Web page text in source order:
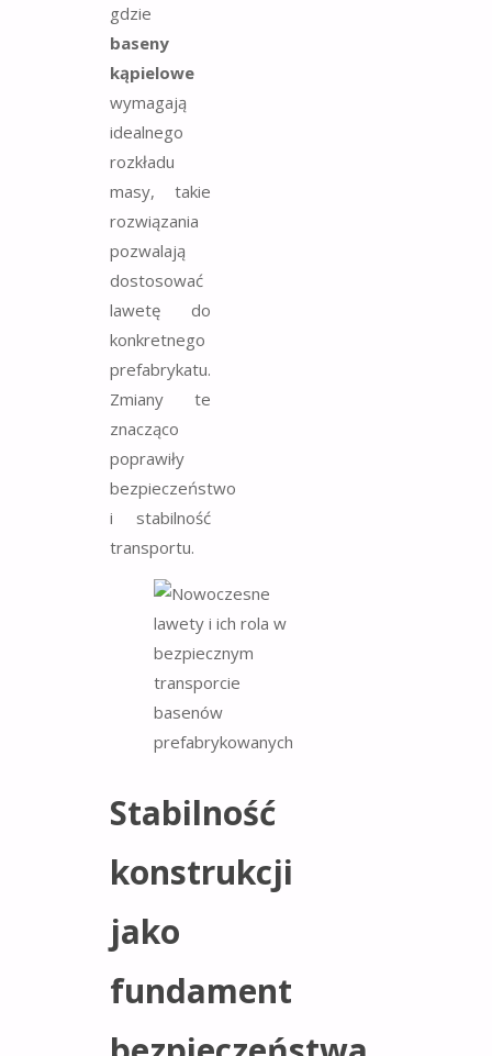
gdzie
baseny
kąpielowe
wymagają
idealnego
rozkładu
masy, takie
rozwiązania
pozwalają
dostosować
lawetę do
konkretnego
prefabrykatu.
Zmiany te
znacząco
poprawiły
bezpieczeństwo
i stabilność
transportu.
Stabilność
konstrukcji
jako
fundament